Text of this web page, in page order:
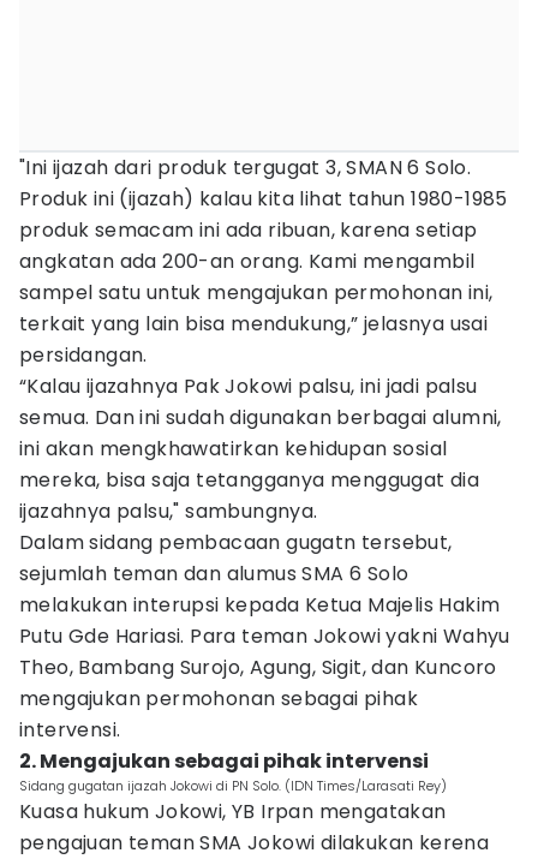
"Ini ijazah dari produk tergugat 3, SMAN 6 Solo.
Produk ini (ijazah) kalau kita lihat tahun 1980-1985
produk semacam ini ada ribuan, karena setiap
angkatan ada 200-an orang. Kami mengambil
sampel satu untuk mengajukan permohonan ini,
terkait yang lain bisa mendukung,” jelasnya usai
persidangan.
“Kalau ijazahnya Pak Jokowi palsu, ini jadi palsu
semua. Dan ini sudah digunakan berbagai alumni,
ini akan mengkhawatirkan kehidupan sosial
mereka, bisa saja tetangganya menggugat dia
ijazahnya palsu," sambungnya.
Dalam sidang pembacaan gugatn tersebut,
sejumlah teman dan alumus SMA 6 Solo
melakukan interupsi kepada Ketua Majelis Hakim
Putu Gde Hariasi. Para teman Jokowi yakni Wahyu
Theo, Bambang Surojo, Agung, Sigit, dan Kuncoro
mengajukan permohonan sebagai pihak
intervensi.
2. Mengajukan sebagai pihak intervensi
Sidang gugatan ijazah Jokowi di PN Solo. (IDN Times/Larasati Rey)
Kuasa hukum Jokowi, YB Irpan mengatakan
pengajuan teman SMA Jokowi dilakukan kerena